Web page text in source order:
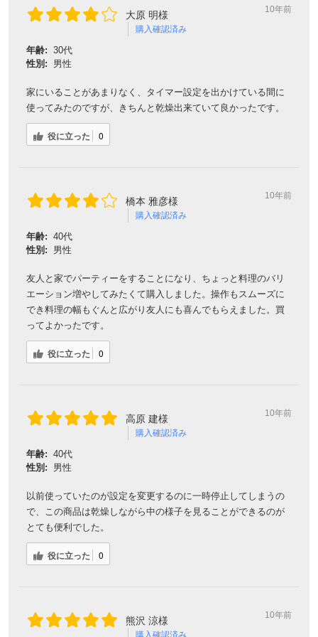
大原 明様
購入確認済み
10年前
年齢: 30代
性別:
男性
家にいることがあまりなく、タイマー設定を出かけている間に
使ってみたのですが、きちんと乾燥出来ていて良かったです。
役に立った 0
橋本 雅彦様
購入確認済み
10年前
年齢: 40代
性別:
男性
友人と家でパーティーをすることになり、ちょっと料理のバリ
エーション増やしてみたくて購入しました。操作もスムーズに
でき料理の幅もぐんと広がり友人にも喜んでもらえました。買
ってよかったです。
役に立った 0
高原 建様
購入確認済み
10年前
年齢: 40代
性別:
男性
以前使っていたのが設定を変更するのに一時停止してしまうの
で、この商品は乾燥しながら中の様子を見ることができるのが
とても便利でした。
役に立った 0
熊沢 涼様
購入確認済み
10年前